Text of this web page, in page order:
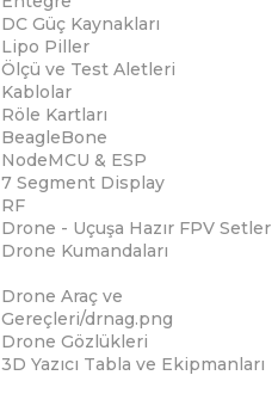
DC Güç Kaynakları
Lipo Piller
Ölçü ve Test Aletleri
Kablolar
Röle Kartları
BeagleBone
NodeMCU & ESP
7 Segment Display
RF
Drone - Uçuşa Hazır FPV Setler
Drone Kumandaları
Drone Araç ve
Gereçleri/drnag.png
Drone Gözlükleri
3D Yazıcı Tabla ve Ekipmanları